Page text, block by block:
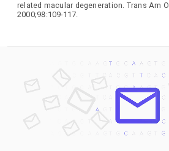
related macular degeneration. Trans Am
2000;98:109-117.